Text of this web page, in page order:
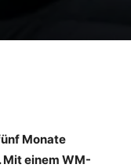
Monate
einem WM-